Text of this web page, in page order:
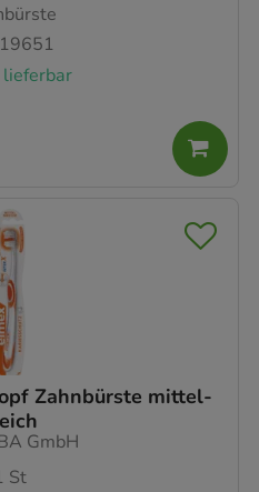
Zahnbürste mittel-
GmbH
St